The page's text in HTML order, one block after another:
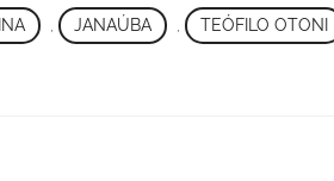
, JANAÚBA , TEÓFILO OTONI